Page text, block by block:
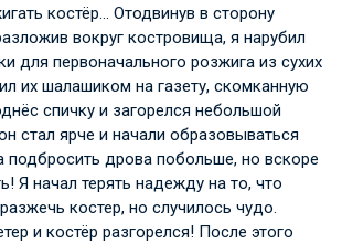
костёр… Отодвинув в сторону
вокруг костровища, я нарубил
для первоначального розжига из сухих
их шалашиком на газету, скомканную
спичку и загорелся небольшой
стал ярче и начали образовываться
подбросить дрова побольше, но вскоре
Я начал терять надежду на то, что
костер, но случилось чудо.
и костёр разгорелся! После этого